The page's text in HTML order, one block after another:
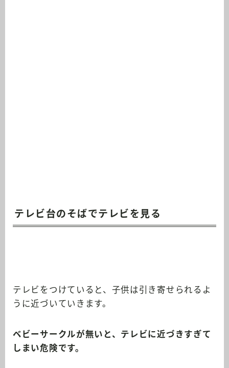
テレビ台のそばでテレビを見る
テレビをつけていると、子供は引き寄せられるよ
うに近づいていきます。
ベビーサークルが無いと、テレビに近づきすぎて
しまい危険です。